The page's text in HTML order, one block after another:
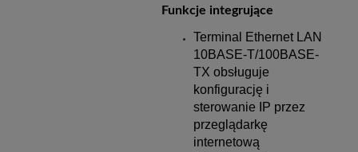
Funkcje integrujące
Terminal Ethernet LAN
10BASE-T/100BASE-
TX obsługuje
konfigurację i
sterowanie IP przez
przeglądarkę
internetową